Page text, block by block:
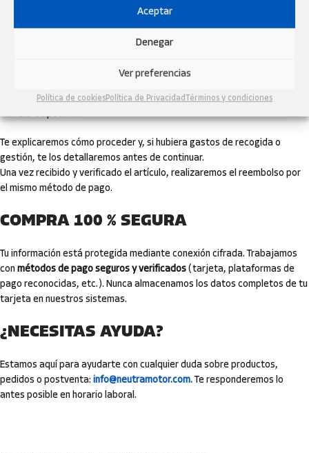
Aceptar
Denegar
Ver preferencias
Política de cookiesPolítica de Privacidad Términos y condiciones
Si no estás satisfecho, dispones dehasta 60 días
para solicitar la devolución.
Solicita la devolución escribiendo ainfo@neutramotor.comcon tu
número de pedido.
Te explicaremos cómo proceder y, si hubiera gastos de recogida o
gestión, te los detallaremos antes de continuar.
Una vez recibido y verificado el artículo, realizaremos el reembolso por
el mismo método de pago.
COMPRA 100 % SEGURA
Tu información está protegida mediante conexión cifrada. Trabajamos
con métodos de pago seguros y verificados (tarjeta, plataformas de
pago reconocidas, etc.). Nunca almacenamos los datos completos de tu
tarjeta en nuestros sistemas.
¿NECESITAS AYUDA?
Estamos aquí para ayudarte con cualquier duda sobre productos,
pedidos o postventa: info@neutramotor.com.Te responderemos lo
antes posible en horario laboral.